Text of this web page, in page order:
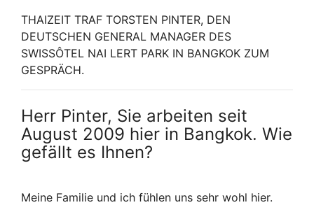
THAIZEIT TRAF TORSTEN PINTER, DEN
DEUTSCHEN GENERAL MANAGER DES
SWISSÔTEL NAI LERT PARK IN BANGKOK ZUM
GESPRÄCH.
Herr Pinter, Sie arbeiten seit
August 2009 hier in Bangkok. Wie
gefällt es Ihnen?
Meine Familie und ich fühlen uns sehr wohl hier.